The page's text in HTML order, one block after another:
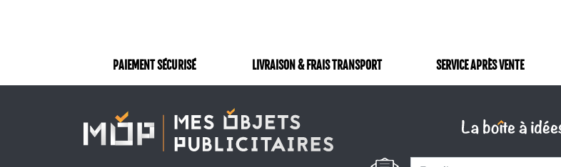
PAIEMENT SÉCURISÉ LIVRAISON & FRAIS TRANSPORT SERVICE APRÈS VENTE